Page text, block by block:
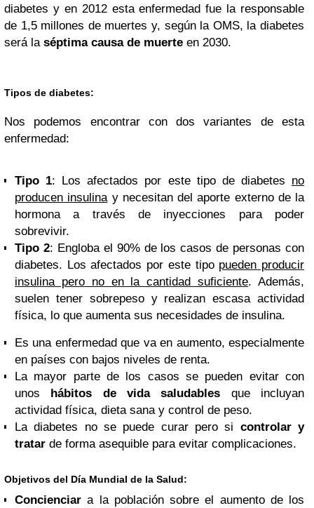
diabetes y en 2012 esta enfermedad fue la responsable
de 1,5 millones de muertes y, según la OMS, la diabetes
será laséptima causa de muerte en 2030.
Tipos de diabetes:
Nos podemos encontrar con dos variantes de esta
enfermedad:
Tipo 1: Los afectados por este tipo de diabetes no
producen insulinay necesitan del aporte externo de la
hormona a través de inyecciones para poder
sobrevivir.
Tipo 2: Engloba el 90% de los casos de personas con
diabetes. Los afectados por este tipo pueden producir
insulina pero no en la cantidad suficiente. Además,
suelen tener sobrepeso y realizan escasa actividad
física, lo que aumenta sus necesidades de insulina.
Es una enfermedad que va en aumento, especialmente
en países con bajos niveles de renta.
La mayor parte de los casos se pueden evitar con
unos
hábitos de vida saludables que incluyan
actividad física, dieta sana y control de peso.
La diabetes no se puede curar pero si controlar y
tratar de forma asequible para evitar complicaciones.
Objetivos del Día Mundial de la Salud:
Concienciar a la población sobre el aumento de los